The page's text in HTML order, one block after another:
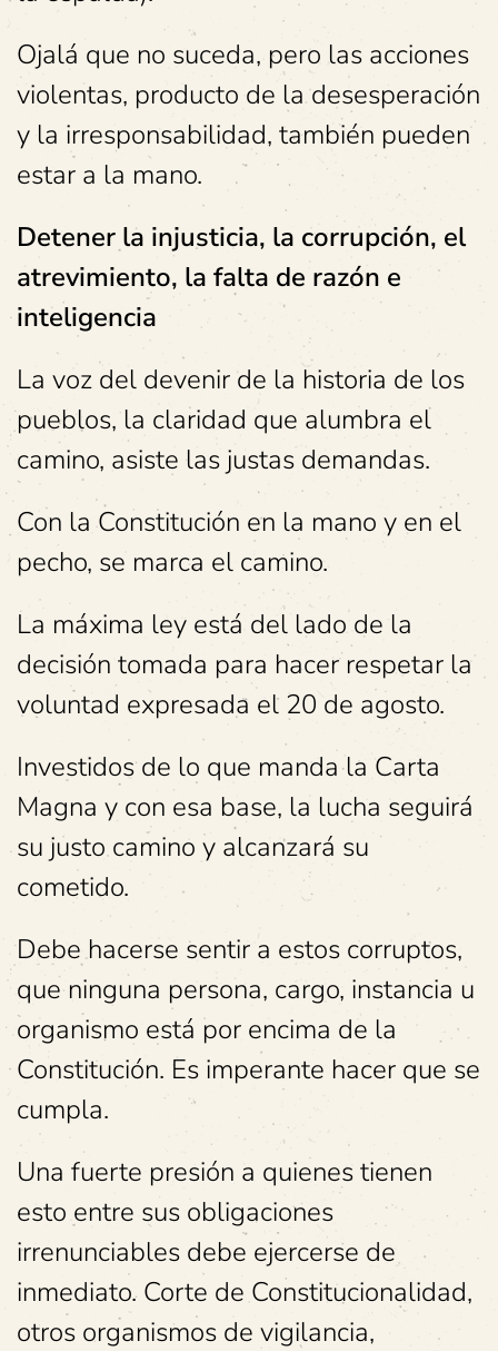
Ojalá que no suceda, pero las acciones
violentas, producto de la desesperación
y la irresponsabilidad, también pueden
estar a la mano.
Detener la injusticia, la corrupción, el
atrevimiento, la falta de razón e
inteligencia
La voz del devenir de la historia de los
pueblos, la claridad que alumbra el
camino, asiste las justas demandas.
Con la Constitución en la mano y en el
pecho, se marca el camino.
La máxima ley está del lado de la
decisión tomada para hacer respetar la
voluntad expresada el 20 de agosto.
Investidos de lo que manda la Carta
Magna y con esa base, la lucha seguirá
su justo camino y alcanzará su
cometido.
Debe hacerse sentir a estos corruptos,
que ninguna persona, cargo, instancia u
organismo está por encima de la
Constitución. Es imperante hacer que se
cumpla.
Una fuerte presión a quienes tienen
esto entre sus obligaciones
irrenunciables debe ejercerse de
inmediato. Corte de Constitucionalidad,
otros organismos de vigilancia,